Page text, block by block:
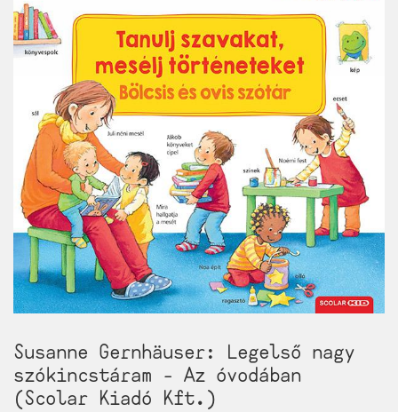
Susanne Gernhäuser: Legelső nagy
szókincstáram - Az óvodában
(Scolar Kiadó Kft.)